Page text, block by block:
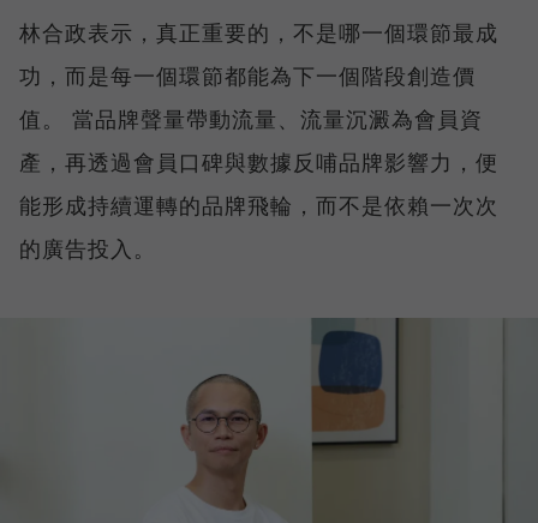
林合政表示，真正重要的，不是哪一個環節最成
功，而是每一個環節都能為下一個階段創造價
值。 當品牌聲量帶動流量、流量沉澱為會員資
產，再透過會員口碑與數據反哺品牌影響力，便
能形成持續運轉的品牌飛輪，而不是依賴一次次
的廣告投入。